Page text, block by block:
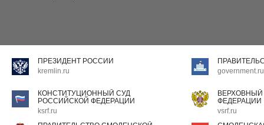
ПРЕЗИДЕНТ РОССИИ
kremlin.ru
government.ru
КОНСТИТУЦИОННЫЙ СУД
РОССИЙСКОЙ ФЕДЕРАЦИИ
ksrf.ru
ФЕДЕРАЦИИ
vsrf.ru